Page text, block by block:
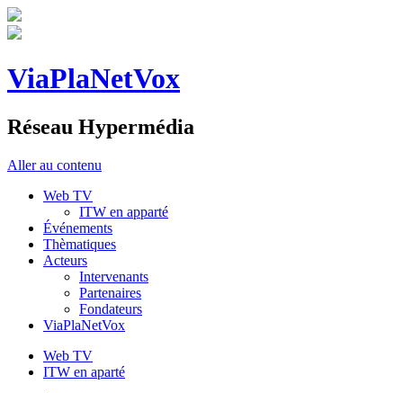
ViaPlaNetVox
Réseau Hypermédia
Aller au contenu
Web TV
ITW en apparté
Événements
Thèmatiques
Acteurs
Intervenants
Partenaires
Fondateurs
ViaPlaNetVox
Web TV
ITW en aparté